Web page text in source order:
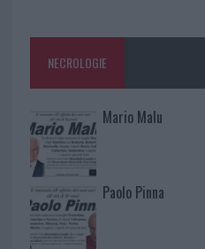
NECROLOGIE
Mario Malu
Paolo Pinna